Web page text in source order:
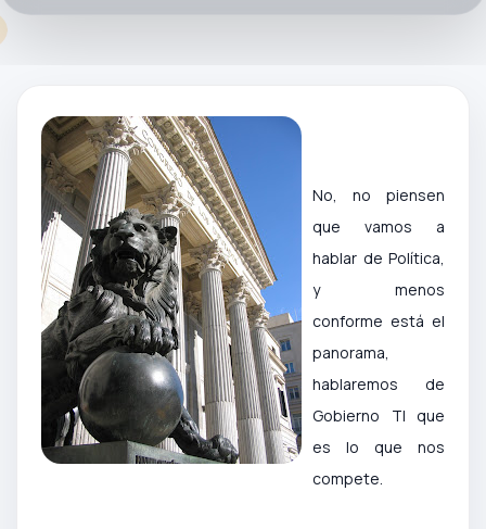
No, no piensen
que vamos a
hablar de Política,
y menos
conforme está el
panorama,
hablaremos de
Gobierno TI que
es lo que nos
compete.